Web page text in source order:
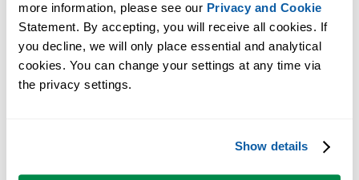
more information, please see our Privacy and Cookie
Statement. By accepting, you will receive all cookies. If
you decline, we will only place essential and analytical
cookies. You can change your settings at any time via
the privacy settings.
Show details